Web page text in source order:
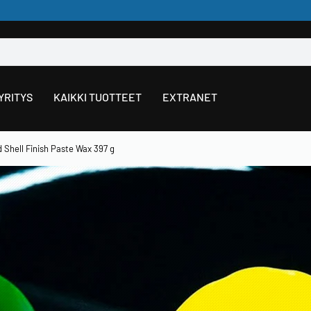
KAIKKI TUOTTEET EXTRANET
Finish Paste Wax 397 g